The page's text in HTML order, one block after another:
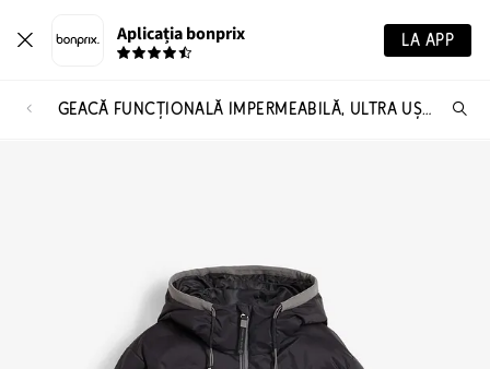
Aplicația bonprix LA APP
GEACĂ FUNCȚIONALĂ IMPERMEABILĂ, ULTRA UȘOARĂ